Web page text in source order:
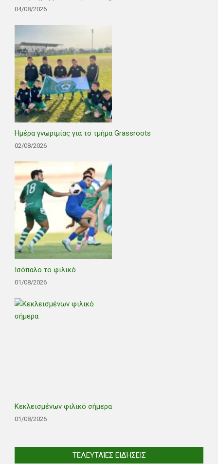
04/08/2026
Ημέρα γνωριμίας για το τμήμα Grassroots
02/08/2026
Ισόπαλο το φιλικό
01/08/2026
Κεκλεισμένων φιλικό σήμερα
01/08/2026
ΤΕΛΕΥΤΑΊΕΣ ΕΙΔΉΣΕΙΣ